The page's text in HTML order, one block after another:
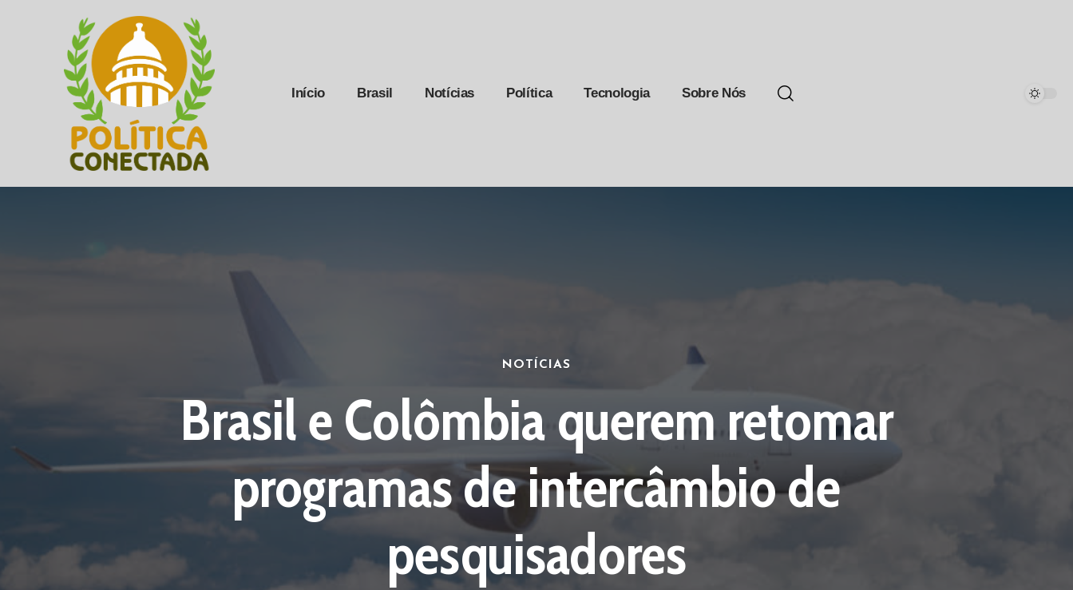
Início Brasil Notícias Política Tecnologia Sobre Nós
NOTÍCIAS
Brasil e Colômbia querem retomar
programas de intercâmbio de
pesquisadores